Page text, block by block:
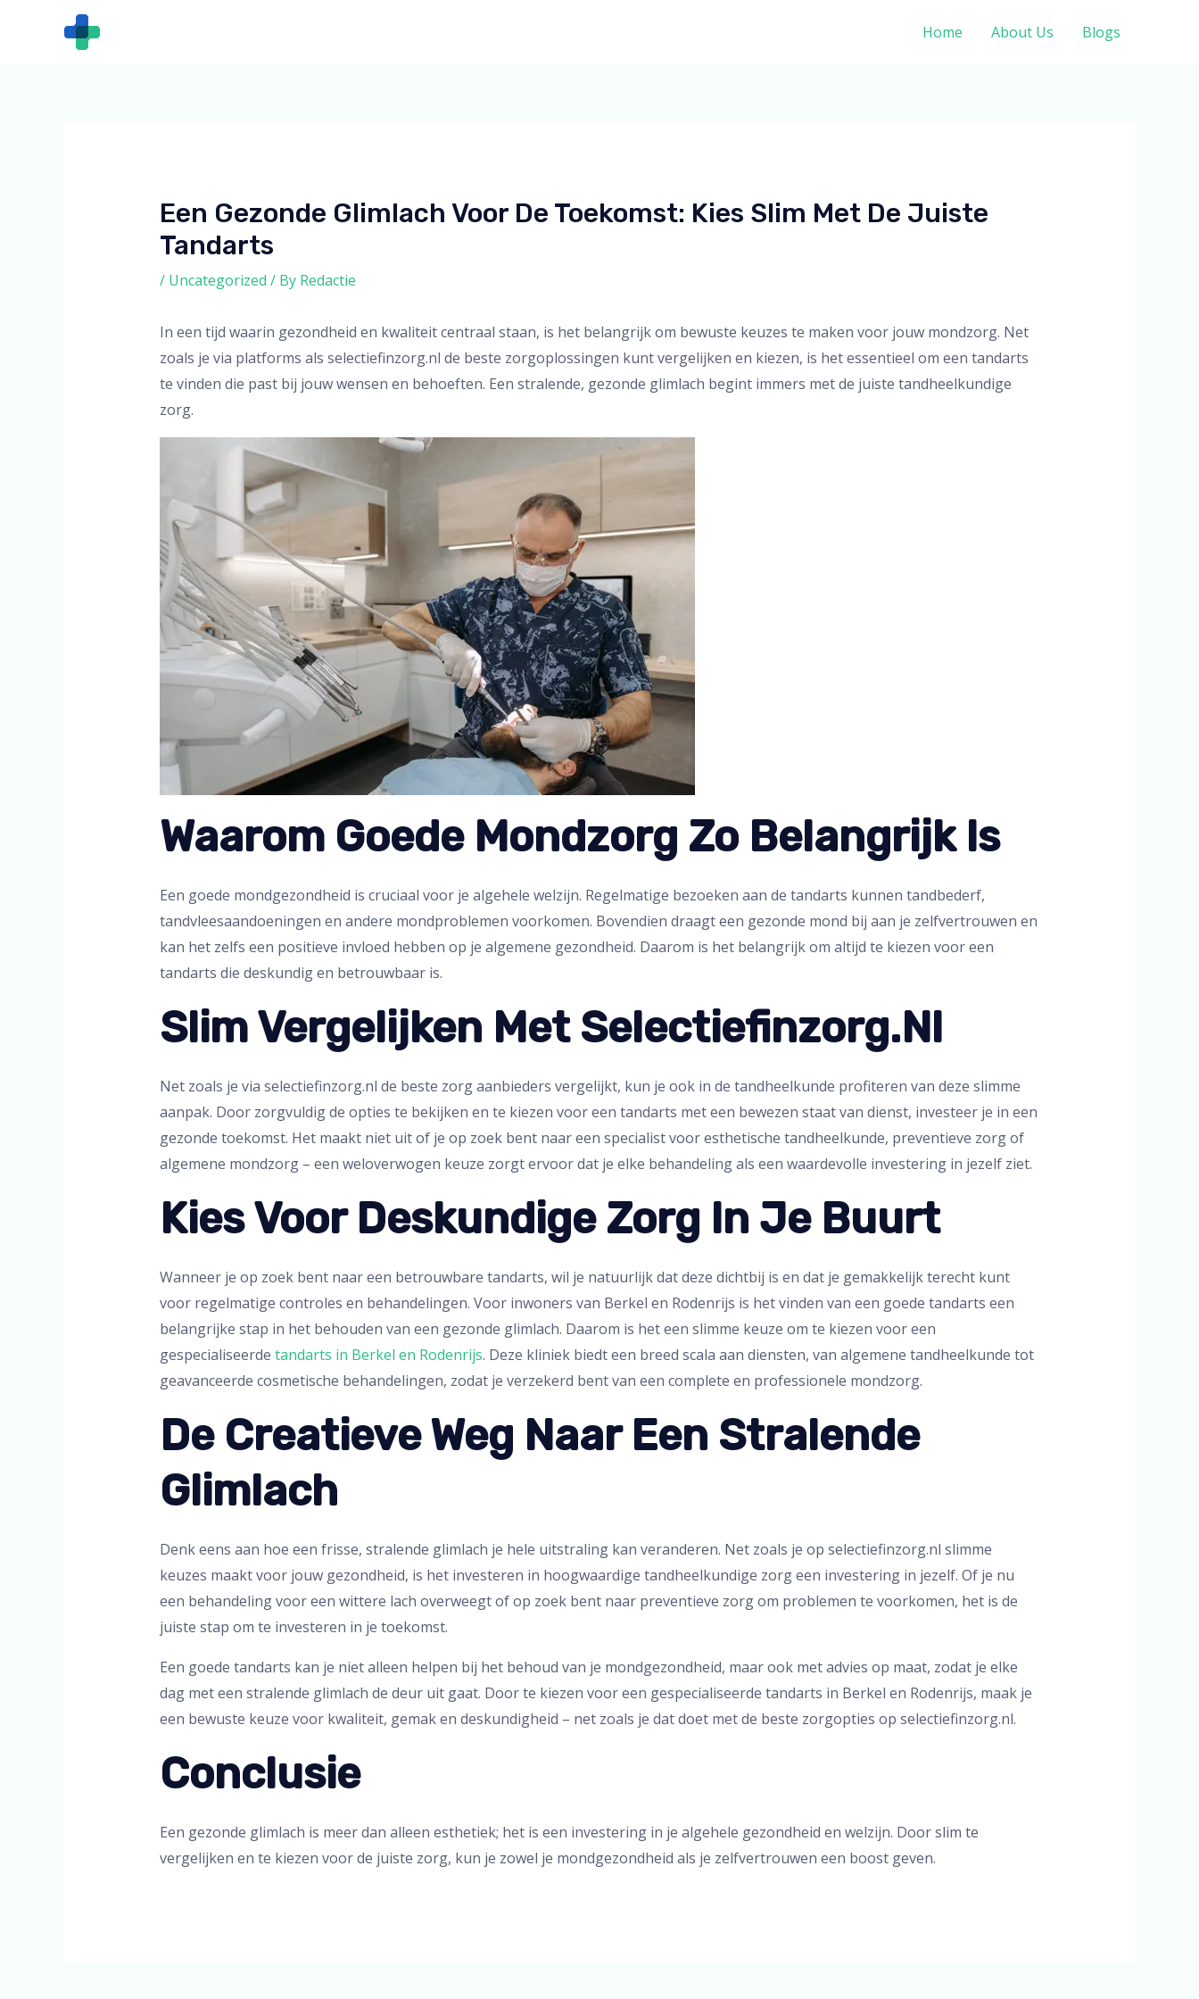
Home About Us Blogs
Een Gezonde Glimlach Voor De Toekomst: Kies Slim Met De Juiste
Tandarts
/ Uncategorized / By Redactie
In een tijd waarin gezondheid en kwaliteit centraal staan, is het belangrijk om bewuste keuzes te maken voor jouw mondzorg. Net
zoals je via platforms als selectiefinzorg.nl de beste zorgoplossingen kunt vergelijken en kiezen, is het essentieel om een tandarts
te vinden die past bij jouw wensen en behoeften. Een stralende, gezonde glimlach begint immers met de juiste tandheelkundige
zorg.
Waarom Goede Mondzorg Zo Belangrijk Is
Een goede mondgezondheid is cruciaal voor je algehele welzijn. Regelmatige bezoeken aan de tandarts kunnen tandbederf,
tandvleesaandoeningen en andere mondproblemen voorkomen. Bovendien draagt een gezonde mond bij aan je zelfvertrouwen en
kan het zelfs een positieve invloed hebben op je algemene gezondheid. Daarom is het belangrijk om altijd te kiezen voor een
tandarts die deskundig en betrouwbaar is.
Slim Vergelijken Met Selectiefinzorg.nl
Net zoals je via selectiefinzorg.nl de beste zorg aanbieders vergelijkt, kun je ook in de tandheelkunde profiteren van deze slimme
aanpak. Door zorgvuldig de opties te bekijken en te kiezen voor een tandarts met een bewezen staat van dienst, investeer je in een
gezonde toekomst. Het maakt niet uit of je op zoek bent naar een specialist voor esthetische tandheelkunde, preventieve zorg of
algemene mondzorg – een weloverwogen keuze zorgt ervoor dat je elke behandeling als een waardevolle investering in jezelf ziet.
Kies Voor Deskundige Zorg In Je Buurt
Wanneer je op zoek bent naar een betrouwbare tandarts, wil je natuurlijk dat deze dichtbij is en dat je gemakkelijk terecht kunt
voor regelmatige controles en behandelingen. Voor inwoners van Berkel en Rodenrijs is het vinden van een goede tandarts een
belangrijke stap in het behouden van een gezonde glimlach. Daarom is het een slimme keuze om te kiezen voor een
gespecialiseerde tandarts in Berkel en Rodenrijs. Deze kliniek biedt een breed scala aan diensten, van algemene tandheelkunde tot
geavanceerde cosmetische behandelingen, zodat je verzekerd bent van een complete en professionele mondzorg.
De Creatieve Weg Naar Een Stralende
Glimlach
Denk eens aan hoe een frisse, stralende glimlach je hele uitstraling kan veranderen. Net zoals je op selectiefinzorg.nl slimme
keuzes maakt voor jouw gezondheid, is het investeren in hoogwaardige tandheelkundige zorg een investering in jezelf. Of je nu
een behandeling voor een wittere lach overweegt of op zoek bent naar preventieve zorg om problemen te voorkomen, het is de
juiste stap om te investeren in je toekomst.
Een goede tandarts kan je niet alleen helpen bij het behoud van je mondgezondheid, maar ook met advies op maat, zodat je elke
dag met een stralende glimlach de deur uit gaat. Door te kiezen voor een gespecialiseerde tandarts in Berkel en Rodenrijs, maak je
een bewuste keuze voor kwaliteit, gemak en deskundigheid – net zoals je dat doet met de beste zorgopties op selectiefinzorg.nl.
Conclusie
Een gezonde glimlach is meer dan alleen esthetiek; het is een investering in je algehele gezondheid en welzijn. Door slim te
vergelijken en te kiezen voor de juiste zorg, kun je zowel je mondgezondheid als je zelfvertrouwen een boost geven.
Post
navigation